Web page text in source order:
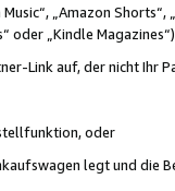
„Amazon Shorts“,
oder „Kindle Magazines“)
Link auf, der nicht Ihr
oder
legt und die